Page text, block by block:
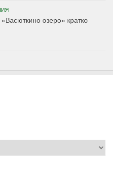
«Васюткино озеро» кратко